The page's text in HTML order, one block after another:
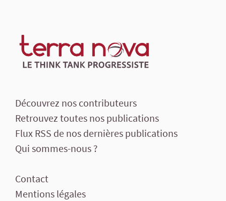
Découvrez nos contributeurs
Retrouvez toutes nos publications
Flux RSS de nos dernières publications
Qui sommes-nous ?
Contact
Mentions légales